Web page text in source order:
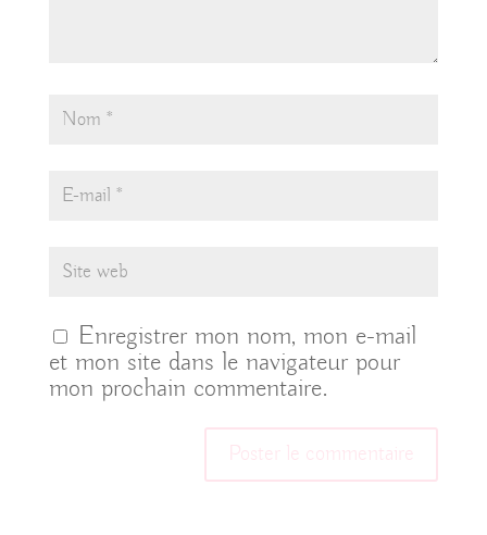
Enregistrer mon nom, mon e-mail
et mon site dans le navigateur pour
mon prochain commentaire.